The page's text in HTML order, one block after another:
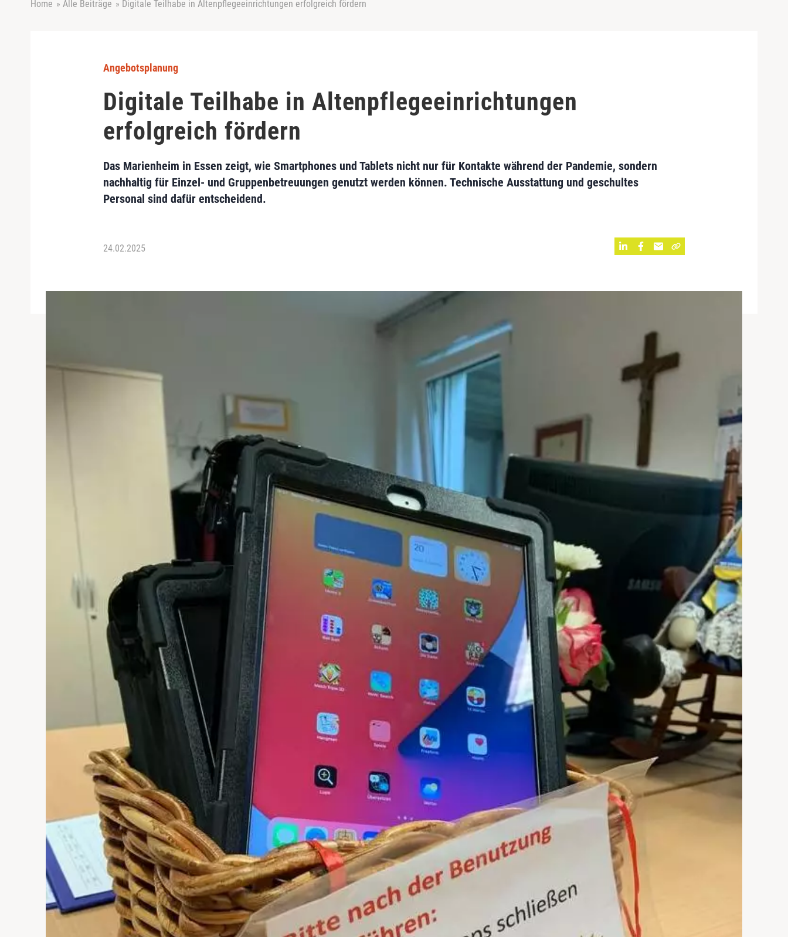
Home » Alle Beiträge » Digitale Teilhabe in Altenpflegeeinrichtungen erfolgreich fördern
Angebotsplanung
Digitale Teilhabe in Altenpflegeeinrichtungen
erfolgreich fördern
Das Marienheim in Essen zeigt, wie Smartphones und Tablets nicht nur für Kontakte während der Pandemie, sondern
nachhaltig für Einzel- und Gruppenbetreuungen genutzt werden können. Technische Ausstattung und geschultes
Personal sind dafür entscheidend.
24.02.2025